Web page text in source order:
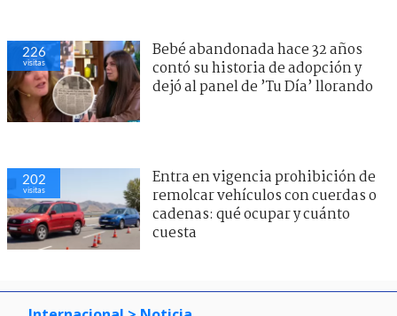
226
visitas
Bebé abandonada hace 32 años
contó su historia de adopción y
dejó al panel de ’Tu Día’ llorando
202
visitas
Entra en vigencia prohibición de
remolcar vehículos con cuerdas o
cadenas: qué ocupar y cuánto
cuesta